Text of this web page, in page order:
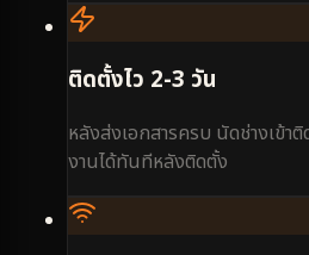
ติดตั้งไว 2-3 วัน
หลังส่งเอกสารครบ นัดช่างเข้า
งานได้ทันทีหลังติดตั้ง